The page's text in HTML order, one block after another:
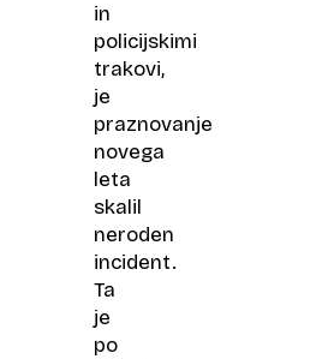
in
policijskimi
trakovi,
je
praznovanje
novega
leta
skalil
neroden
incident.
Ta
je
po